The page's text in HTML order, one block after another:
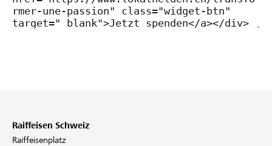
Raiffeisen Schweiz
Raiffeisenplatz